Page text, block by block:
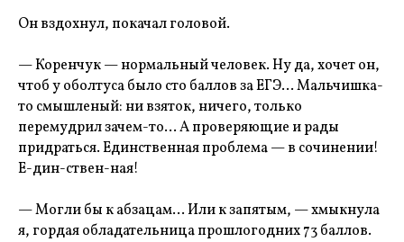
Он вздохнул, покачал головой.
— Коренчук — нормальный человек. Ну да, хочет он,
чтоб у оболтуса было сто баллов за ЕГЭ… Мальчишка-
то смышленый: ни взяток, ничего, только
перемудрил зачем-то… А проверяющие и рады
придраться. Единственная проблема — в сочинении!
Е-дин-ствен-ная!
— Могли бы к абзацам… Или к запятым, — хмыкнула
я, гордая обладательница прошлогодних 73 баллов.